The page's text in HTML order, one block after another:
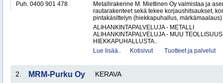
Puh. 0400 901 478
Metallirakenne M. Miettinen Oy valmistaa ja
rautarakenteet sekä tekee korjaushitsaukset,
pintakäsittelyn (hiekkapuhallus,
ALIHANKINTAPALVELUJA - METALLI
ALIHANKINTAPALVELUJA - MUU TEOLLISUUS
HIEKKAPUHALLUSTA..
Lue lisää..
Kotisivut Tuotteet ja palvelut
2. MRM-Purku Oy KERAVA